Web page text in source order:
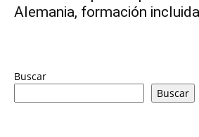
Alemania, formación incluida
Buscar
Buscar